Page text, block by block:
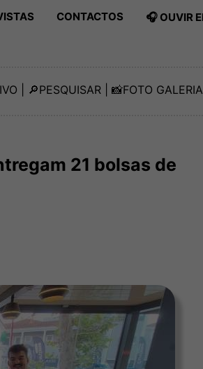
CONTACTOS 🎧 OUVIR
| 🔎PESQUISAR | 📸FOTO GALERIA
21 bolsas de